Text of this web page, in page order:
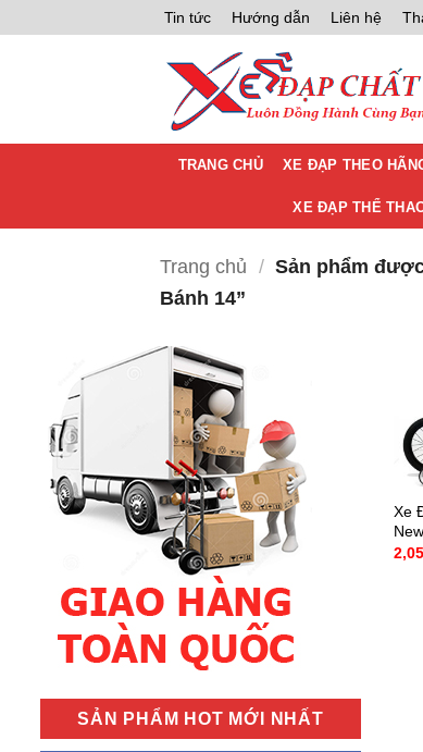
qua
Tin tức Hướng dẫn Liên hệ
TRANG CHỦ XE ĐẠP THEO
XE ĐẠP THỂ
Trang chủ / Sản phẩm
Bánh 14”
SẢN PHẨM HOT MỚI NHẤT
Xe